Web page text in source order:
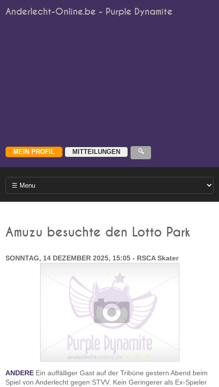
Anderlecht-Online.be - Purple Dynamite
Amuzu besuchte den Lotto Park
SONNTAG, 14 DEZEMBER 2025, 15:05 - RSCA Skater
ANDERE Ein auffälliger Gast auf der Tribüne gestern Abend beim
Spiel von Anderlecht gegen STVV. Kein Geringerer als Ex-Spieler